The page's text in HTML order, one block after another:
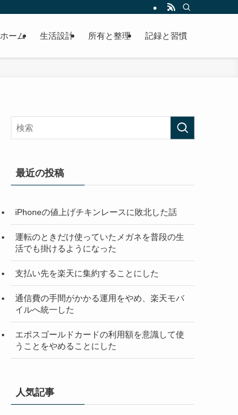
ホーム 生活設計 所有と整理 記録と習慣
最近の投稿
iPhoneの値上げチキンレースに敗北した話
運転のときだけ使っていたメガネを普段の生
活でも掛けるようになった
支払い先を楽天に集約することにした
通信費の手間がかかる運用をやめ、楽天モバ
イルへ統一した
エポスゴールドカードの利用額を意識して使
うことをやめることにした
人気記事